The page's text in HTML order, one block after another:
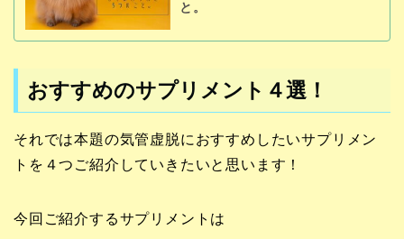
と。
おすすめのサプリメント４選！
それでは本題の気管虚脱におすすめしたいサプリメン
トを４つご紹介していきたいと思います！
今回ご紹介するサプリメントは